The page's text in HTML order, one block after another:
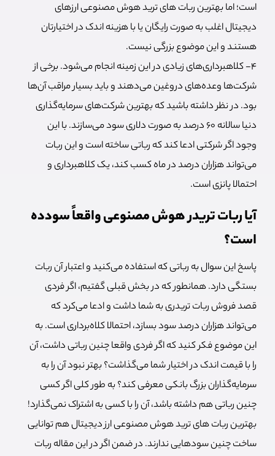
است؛ اما بهترین ربات های ترید هوش مصنوعی ارزهای
دیجیتال اغلب به صورت رایگان یا با هزینه اندک در اختیارتان
هستند و این موضوع بزرگی نیست.
4- کلاهبرداری‌های زیادی در این زمینه انجام می‌شود. برخی از
شرکت‌ها وعده‌های دروغین می‌دهند و باید بسیار مراقب آن‌ها
بود. در نظر داشته باشید که بهترین شرکت‌های سرمایه‌گذاری
دنیا سالانه 60 درصد به صورت دلاری سود می‌‍‌سازند. با این
وجود اگر شرکتی ادعا کند که رباتی ساخته است و این ربات
می‌تواند هزاران درصد در ماه کسب کند، یک کلاهبرداری و
احتمالا پانزی است.
آیا ربات تریدر هوش مصنوعی واقعاً سودده
است؟
پاسخ این سوال به رباتی که استفاده می‌کنید و اعتبار آن ربات
بستگی دارد. همانطور که در بخش قبلی گفتیم، اگر فردی
قصد فروش ربات تریدری به شما داشت و ادعا می‌کرد که
می‌تواند هزاران درصد سود بسازد، احتمالا کلاه‌برداری است. به
این موضوع فکر کنید که اگر فردی واقعا چنین رباتی داشت، آن
را با قیمت اندک در اختیار شما می‌گذاشت؟ بهتر نبود آن را به
سرمایه‌گذاران بزرگ بانکی معرفی کند؟ به طور کلی اگر کسی
چنین رباتی هم داشته باشد، آن را با کسی به اشتراک نمی‌گذارد!
بهترین ربات های ترید هوش مصنوعی ارز دیجیتال هم توانایی
ساخت چنین سود‌هایی ندارند. در ضمن اگر در این مقاله ربات